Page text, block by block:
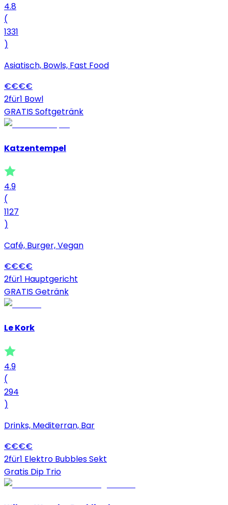
4.8
(
1331
)
Asiatisch, Bowls, Fast Food
€€€€
2für1 Bowl
GRATIS Softgetränk
Katzentempel
4.9
(
1127
)
Café, Burger, Vegan
€€€€
2für1 Hauptgericht
GRATIS Getränk
Le Kork
4.9
(
294
)
Drinks, Mediterran, Bar
€€€€
2für1 Elektro Bubbles Sekt
Gratis Dip Trio